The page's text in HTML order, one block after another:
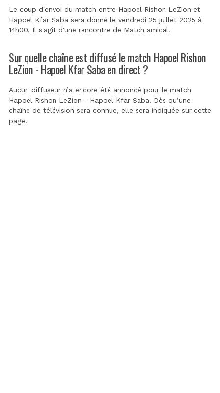
Le coup d'envoi du match entre Hapoel Rishon LeZion et
Hapoel Kfar Saba sera donné le vendredi 25 juillet 2025 à
14h00. Il s'agit d'une rencontre de Match amical.
Sur quelle chaîne est diffusé le match Hapoel Rishon
LeZion - Hapoel Kfar Saba en direct ?
Aucun diffuseur n’a encore été annoncé pour le match
Hapoel Rishon LeZion - Hapoel Kfar Saba. Dès qu’une
chaîne de télévision sera connue, elle sera indiquée sur cette
page.